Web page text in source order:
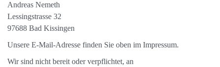
Andreas Nemeth
Lessingstrasse 32
97688 Bad Kissingen
Unsere E-Mail-Adresse finden Sie oben im Impressum.
Wir sind nicht bereit oder verpflichtet, an